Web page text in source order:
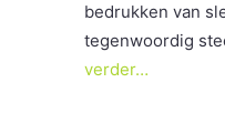
bedrukken van
tegenwoordig
verder…